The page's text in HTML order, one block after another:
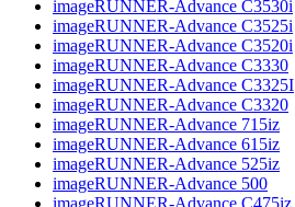
imageRUNNER-Advance C3530i
imageRUNNER-Advance C3525i
imageRUNNER-Advance C3520i
imageRUNNER-Advance C3330
imageRUNNER-Advance C3325I
imageRUNNER-Advance C3320
imageRUNNER-Advance 715iz
imageRUNNER-Advance 615iz
imageRUNNER-Advance 525iz
imageRUNNER-Advance 500
imageRUNNER-Advance C475iz